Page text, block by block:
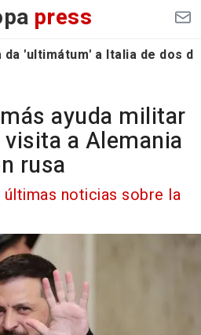
press
da 'ultimátum' a Italia de dos
ayuda militar
a Alemania
rusa
noticias sobre la